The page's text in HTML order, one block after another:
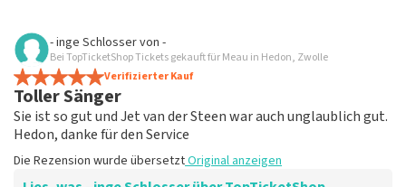
Bewertung von - Marike Vermeulen über
Fein
Fein
Die Rezension wurde übersetzt
- inge Schlosservon -
Bei TopTicketShop Tickets gekauft für Meau in Hedon, Zwolle
Verifizierter Kauf
Toller Sänger
Sie ist so gut und Jet van der Steen war auch unglaublich gut.
Hedon, danke für den Service
Die Rezension wurde übersetztOriginal anzeigen